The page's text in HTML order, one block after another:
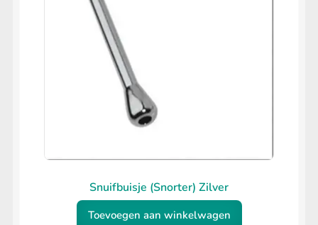
Snuifbuisje (Snorter) Zilver
Toevoegen aan winkelwagen